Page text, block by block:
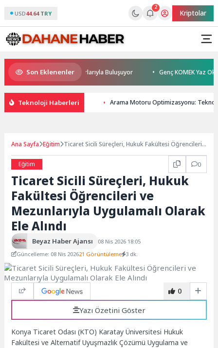
USD44.64 TRY
2
Kriptolar
Son Eklenenler
Sönmez TESAK’ta Okurlarıyla Buluşuyor Genç KOMEK Yaz
Teknoloji Haberleri Arama Motoru Optimizasyonu:
Ana Sayfa Eğitim Ticaret Sicili Süreçleri, Hukuk Fakültesi Öğrencileri
Eğitim
0
Ticaret Sicili Süreçleri, Hukuk
Fakültesi Öğrencileri ve
Mezunlarıyla Uygulamalı Olarak
Ele Alındı
Beyaz Haber Ajansı
08 Nis 2026 18:05
Güncelleme: 08 Nis 202621 Görüntüleme 3 dk.
0
Yazı Özetini Göster
Konya Ticaret Odası (KTO) Karatay Üniversitesi Hukuk
Fakültesi ve Alternatif Uyuşmazlık Çözümü Uygulama ve